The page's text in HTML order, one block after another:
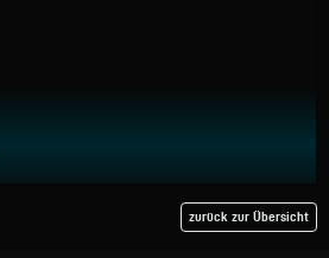
zurück zur Übersicht